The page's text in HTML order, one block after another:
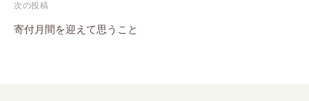
ビ
ゲ
次の投稿
寄付月間を迎えて思うこと